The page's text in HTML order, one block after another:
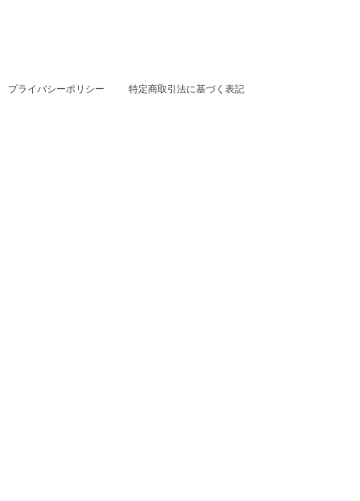
プライバシーポリシー 特定商取引法に基づく表記